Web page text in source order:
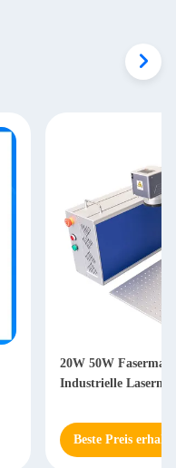
20W 50W
Industrielle
Beste Preis